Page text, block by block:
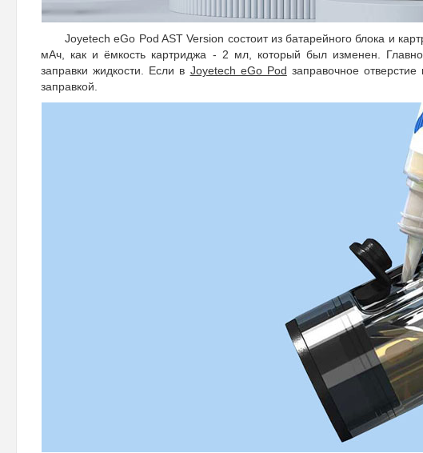
Joyetech eGo Pod AST Version состоит из батарейного блока и
мАч, как и ёмкость картриджа - 2 мл, который был изменен.
заправки жидкости. Если в Joyetech eGo Pod заправочное
заправкой.